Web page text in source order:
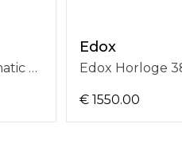
Delfin Mecano Automatic Damascus Steel, Boîtier 40mm, Cadran Gris, Bracelet Acier, Etanchéité 200m, Limited Edition 85310 3DM NGIN
Edox
€ 1550.00